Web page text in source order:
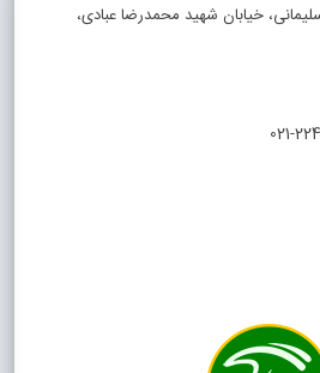
خیابان شهید محمدرضا عبادی،